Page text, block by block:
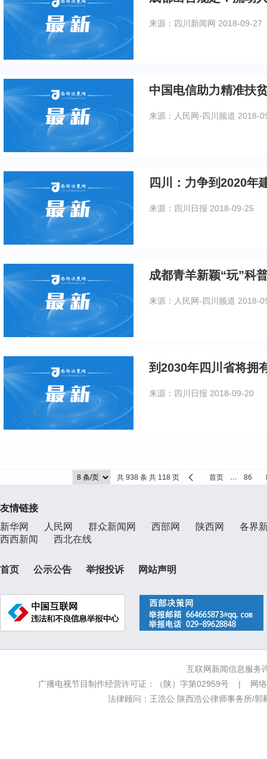
来源：四川新闻网 2018-09-27
中国电信助力精准扶
来源：人民网-四川频道 2018-
四川：力争到2020年
来源：四川日报 2018-09-25
成都青羊新颖“玩”科
来源：人民网-四川频道 2018-
到2030年四川省将拥
来源：四川日报 2018-09-20
共 938 条 共 118 页 首页 … 86
友情链接
新华网
人民网 群众新闻网 西部网 陕西网
各界
西西新闻
西北在线
首页 公示公告 举报投诉 网站声明
互联网新闻信息服
广播电视节目制作经营许可证：（陕）字第02959号 |
法律顾问：王浩公 陕西浩公律师事务